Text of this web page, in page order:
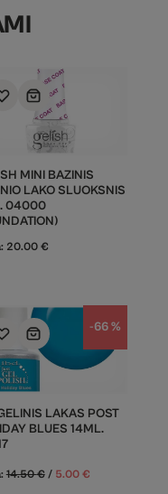
MINI BAZINIS
LAKO SLUOKSNIS
04000
20.00 €
-66 %
LAKAS POST
BLUES 14ML.
14.50€ / 5.00 €